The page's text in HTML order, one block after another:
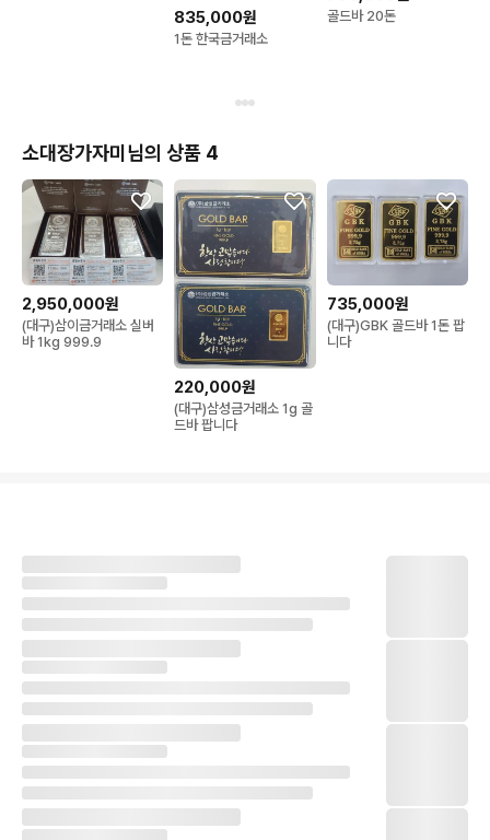
835,000원
1돈 한국금거래소
골드바 20돈
소대장가자미님의 상품 4
2,950,000원
(대구)삼이금거래소 실버
바 1kg 999.9
220,000원
(대구)삼성금거래소 1g 골
드바 팝니다
735,000원
(대구)GBK 골드바 1돈 팝
니다